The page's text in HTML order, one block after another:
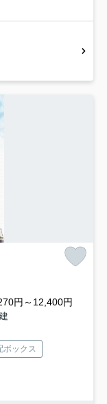
円～12,400円
ボックス